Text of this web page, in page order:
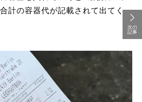
計の容器代が記載されて出てく
次の
記事